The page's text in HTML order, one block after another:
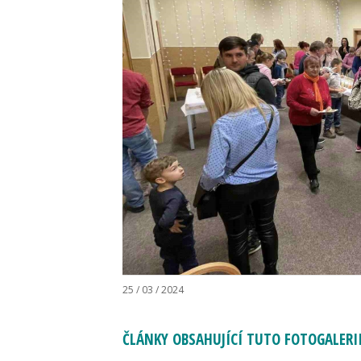
25 / 03 / 2024
ČLÁNKY OBSAHUJÍCÍ TUTO